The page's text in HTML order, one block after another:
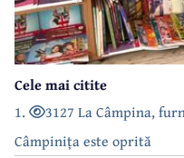
Cele mai citite
1.
3127 La Câmpina,
Câmpinița este oprită